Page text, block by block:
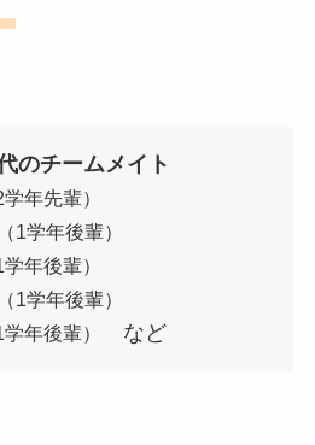
のチームメイト
学年先輩）
（1学年後輩）
学年後輩）
（1学年後輩）
学年後輩） など